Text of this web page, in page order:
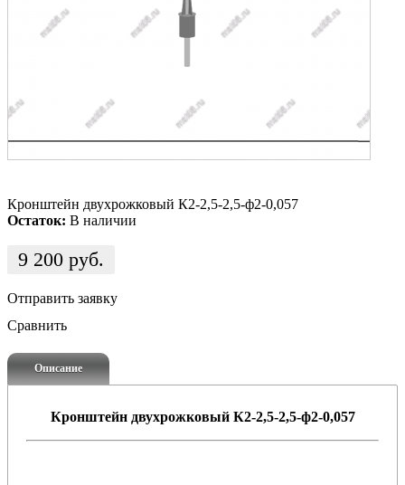
Кронштейн двухрожковый К2-2,5-2,5-ф2-0,057
Остаток: В наличии
9 200 руб.
Отправить заявку
Сравнить
Описание
Кронштейн двухрожковый К2-2,5-2,5-ф2-0,057